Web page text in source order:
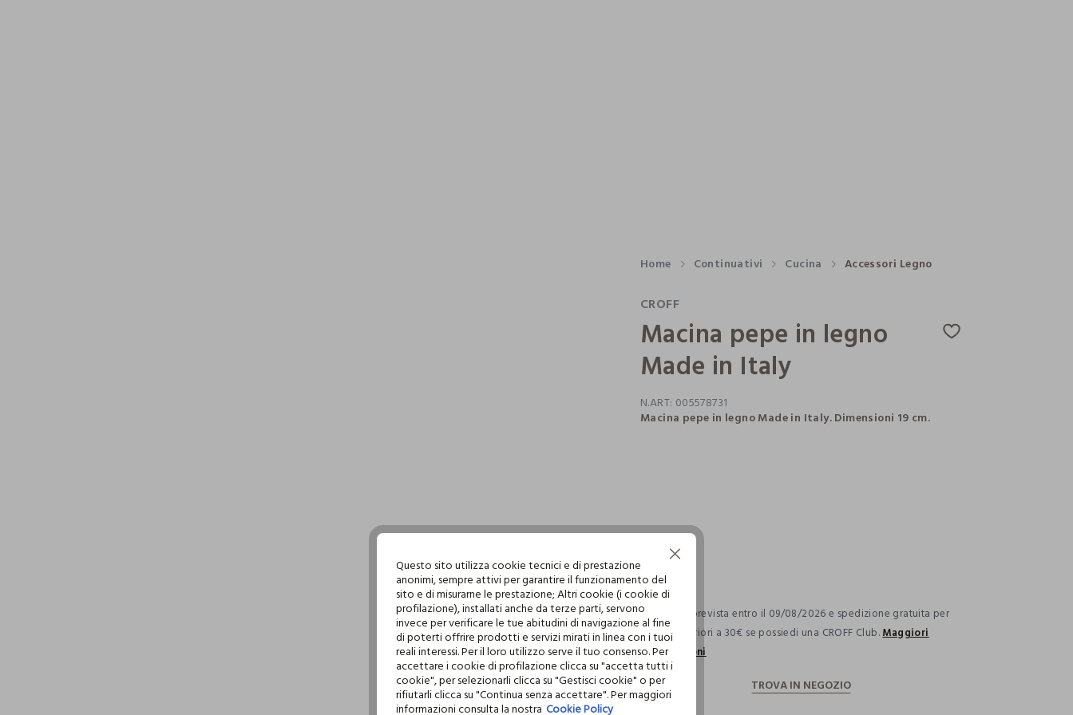
Home Continuativi Cucina Accessori Legno
CROFF
Macina pepe in legno
Made in Italy
N.ART: 005578731
Macina pepe in legno Made in Italy. Dimensioni 19 cm.
Consegna prevista entro il 09/08/2026 e spedizione gratuita per
ordini superiori a 30€ se possiedi una CROFF Club.Maggiori
informazioni
Questo sito utilizza cookie tecnici e di prestazione
anonimi, sempre attivi per garantire il funzionamento del
sito e di misurarne le prestazione; Altri cookie (i cookie di
profilazione), installati anche da terze parti, servono
invece per verificare le tue abitudini di navigazione al fine
di poterti offrire prodotti e servizi mirati in linea con i tuoi
reali interessi. Per il loro utilizzo serve il tuo consenso. Per
accettare i cookie di profilazione clicca su "accetta tutti i
cookie", per selezionarli clicca su "Gestisci cookie" o per
rifiutarli clicca su "Continua senza accettare". Per maggiori
informazioni consulta la nostra Cookie Policy
Continua senza accettare